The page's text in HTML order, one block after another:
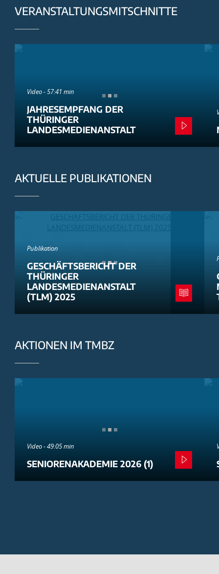
VERANSTALTUNGSMITSCHNITTE
Video - 57:41 min
JAHRESEMPFANG DER
THÜRINGER
LANDESMEDIENANSTALT
AKTUELLE PUBLIKATIONEN
Publikation
GESCHÄFTSBERICHT DER
THÜRINGER
LANDESMEDIENANSTALT
(TLM) 2025
AKTIONEN IM TMBZ
Video - 49:05 min
SENIORENAKADEMIE 2026 (1)